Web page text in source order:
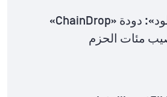
عودة «شاي-هولود»: دودة «ChainDrop»